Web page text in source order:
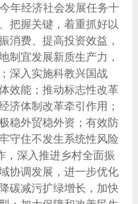
年经济社会发展任务十
把握关键，着重抓好以
消费、提高投资效益，
制宜发展新质生产力，
深入实施科教兴国战
效能；推动标志性改革
济体制改革牵引作用；
稳外贸稳外资；有效防
守住不发生系统性风险
，深入推进乡村全面振
协调发展，进一步优化
碳减污扩绿增长，加快